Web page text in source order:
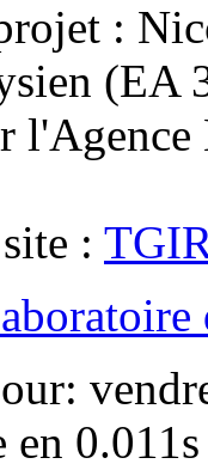
:
l'Agence
:
en 0.011s